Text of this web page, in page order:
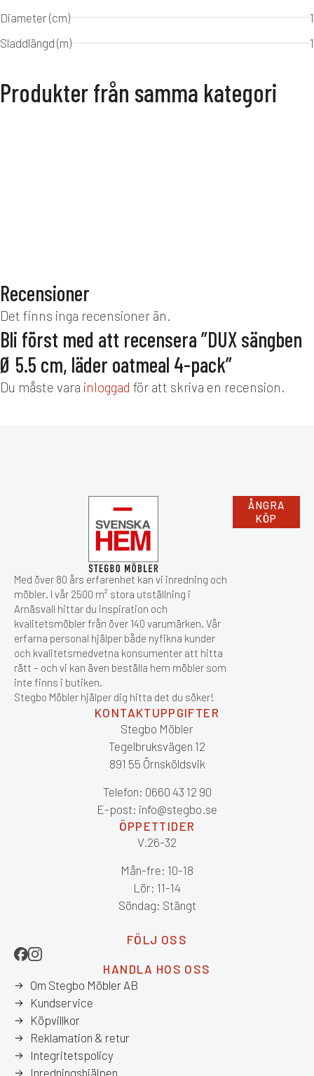
Diameter (cm)
1
Sladdlängd (m)
1
Produkter från samma kategori
Recensioner
Det finns inga recensioner än.
Bli först med att recensera ”DUX sängben
Ø 5.5 cm, läder oatmeal 4-pack”
Du måste vara inloggad för att skriva en recension.
Med över 80 års erfarenhet kan vi inredning och
möbler. I vår 2500 m² stora utställning i
Arnäsvall hittar du inspiration och
kvalitetsmöbler från över 140 varumärken. Vår
erfarna personal hjälper både nyfikna kunder
och kvalitetsmedvetna konsumenter att hitta
rätt – och vi kan även beställa hem möbler som
inte finns i butiken.
Stegbo Möbler hjälper dig hitta det du söker!
ÅNGRA
KÖP
KONTAKTUPPGIFTER
Stegbo Möbler
Tegelbruksvägen 12
891 55 Örnsköldsvik
Telefon: 0660 43 12 90
E-post: info@stegbo.se
ÖPPETTIDER
V.26-32
Mån-fre: 10-18
Lör: 11-14
Söndag: Stängt
FÖLJ OSS
HANDLA HOS OSS
Om Stegbo Möbler AB
Kundservice
Köpvillkor
Reklamation & retur
Integritetspolicy
Inredningshjälpen